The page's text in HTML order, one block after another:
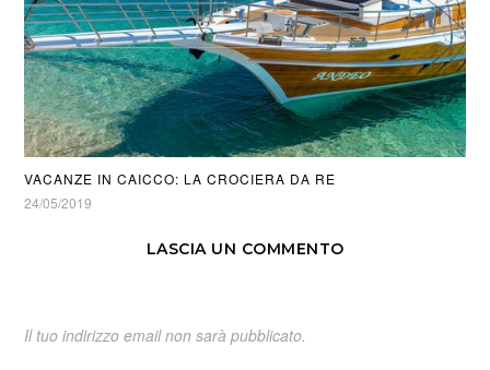
VACANZE IN CAICCO: LA CROCIERA DA RE
24/05/2019
LASCIA UN COMMENTO
Il tuo indirizzo email non sarà pubblicato.